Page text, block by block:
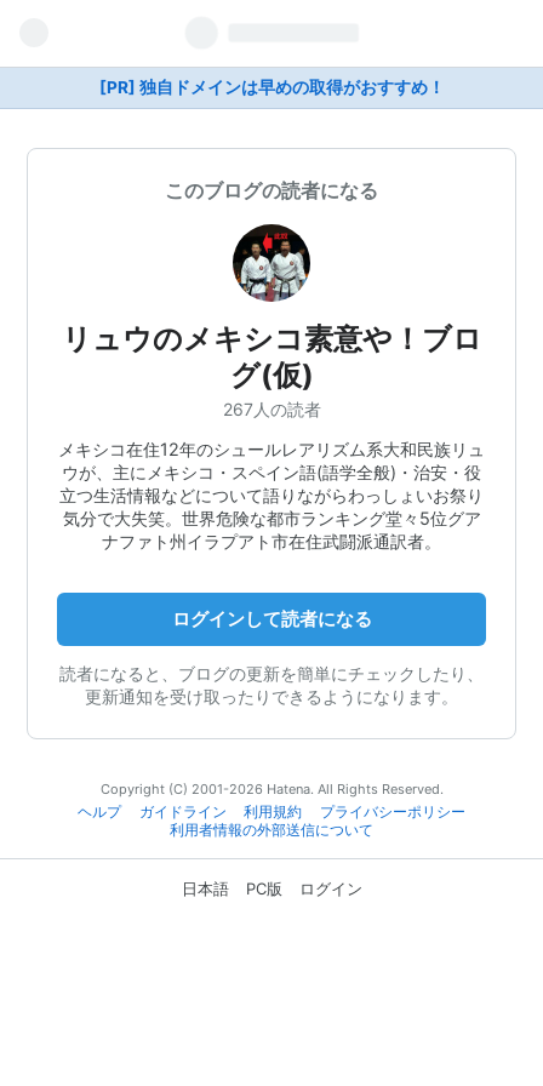
[PR] 独自ドメインは早めの取得がおすすめ！
このブログの読者になる
リュウのメキシコ素意や！ブロ
グ(仮)
267人の読者
メキシコ在住12年のシュールレアリズム系大和民族リュ
ウが、主にメキシコ・スペイン語(語学全般)・治安・役
立つ生活情報などについて語りながらわっしょいお祭り
気分で大失笑。世界危険な都市ランキング堂々5位グア
ナファト州イラプアト市在住武闘派通訳者。
ログインして読者になる
読者になると、ブログの更新を簡単にチェックしたり、
更新通知を受け取ったりできるようになります。
Copyright (C) 2001-2026 Hatena. All Rights Reserved.
ヘルプ
ガイドライン 利用規約
プライバシーポリシー
利用者情報の外部送信について
日本語 PC版 ログイン